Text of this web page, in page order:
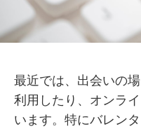
最近では、出会いの
利用したり、オンラ
います。特にバレン